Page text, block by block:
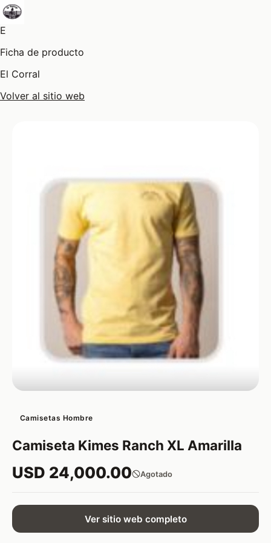
E
Ficha de producto
El Corral
Volver al sitio web
Camisetas Hombre
Camiseta Kimes Ranch XL Amarilla
USD 24,000.00 Agotado
Ver sitio web completo